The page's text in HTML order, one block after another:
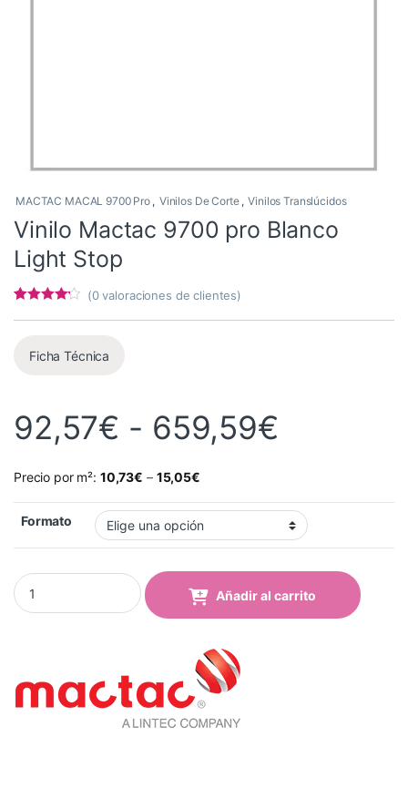
MACTAC MACAL 9700 Pro , Vinilos De Corte , Vinilos Translúcidos
Vinilo Mactac 9700 pro Blanco
Light Stop
valoracion
es de
(0valoraciones de clientes)
Ficha Técnica
92,57€ - 659,59€
Precio por m²: 10,73€ – 15,05€
Formato
Vinilo Mactac 9700 pro Blanco Light Stop quantity
Añadir al carrito